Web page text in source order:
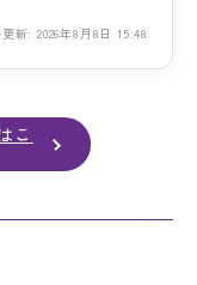
新: 2026年8月8日 15:48
こ